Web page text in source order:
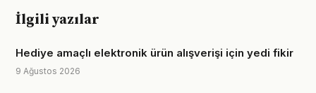
İlgili yazılar
Hediye amaçlı elektronik ürün alışverişi için yedi fikir
9 Ağustos 2026